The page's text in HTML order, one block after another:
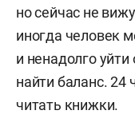
но сейчас не
иногда человек
и ненадолго
найти баланс. 24
читать книжки.